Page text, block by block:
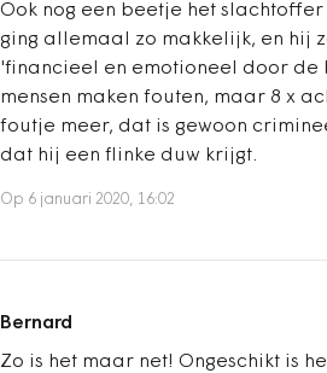
Ook nog een beetje het
ging allemaal zo makkelijk, en hij
'financieel en emotioneel door de
mensen maken fouten, maar 8 x
foutje meer, dat is gewoon
dat hij een flinke duw krijgt.
Op 6 januari 2020, 16:02
Bernard
Zo is het maar net! Ongeschikt is